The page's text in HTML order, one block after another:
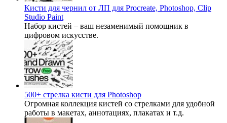
Кисти для чернил от ЛП для Procreate, Photoshop, Clip
Studio Paint
Набор кистей – ваш незаменимый помощник в
цифровом искусстве.
500+ стрелка кисти для Photoshop
Огромная коллекция кистей со стрелками для удобной
работы в макетах, аннотациях, плакатах и т.д.